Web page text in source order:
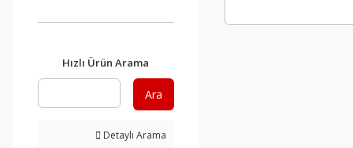
Hızlı Ürün Arama
Ara
Detaylı Arama